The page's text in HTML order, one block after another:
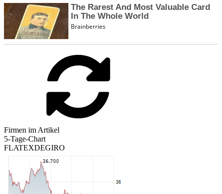
Firmen im Artikel
5-Tage-Chart
FLATEXDEGIRO